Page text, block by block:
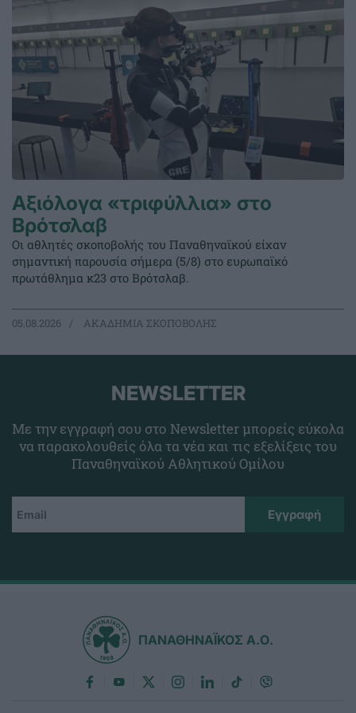
Αξιόλογα «τριφύλλια» στο
Βρότσλαβ
Οι αθλητές σκοποβολής του Παναθηναϊκού είχαν
σημαντική παρουσία σήμερα (5/8) στο ευρωπαϊκό
πρωτάθλημα κ23 στο Βρότσλαβ.
05.08.2026 ΑΚΑΔΗΜΙΑ ΣΚΟΠΟΒΟΛΗΣ
NEWSLETTER
Με την εγγραφή σου στο Newsletter μπορείς εύκολα
να παρακολουθείς όλα τα νέα και τις εξελίξεις του
Παναθηναϊκού Αθλητικού Ομίλου
ΠΑΝΑΘΗΝΑΪΚΟΣ Α.Ο.